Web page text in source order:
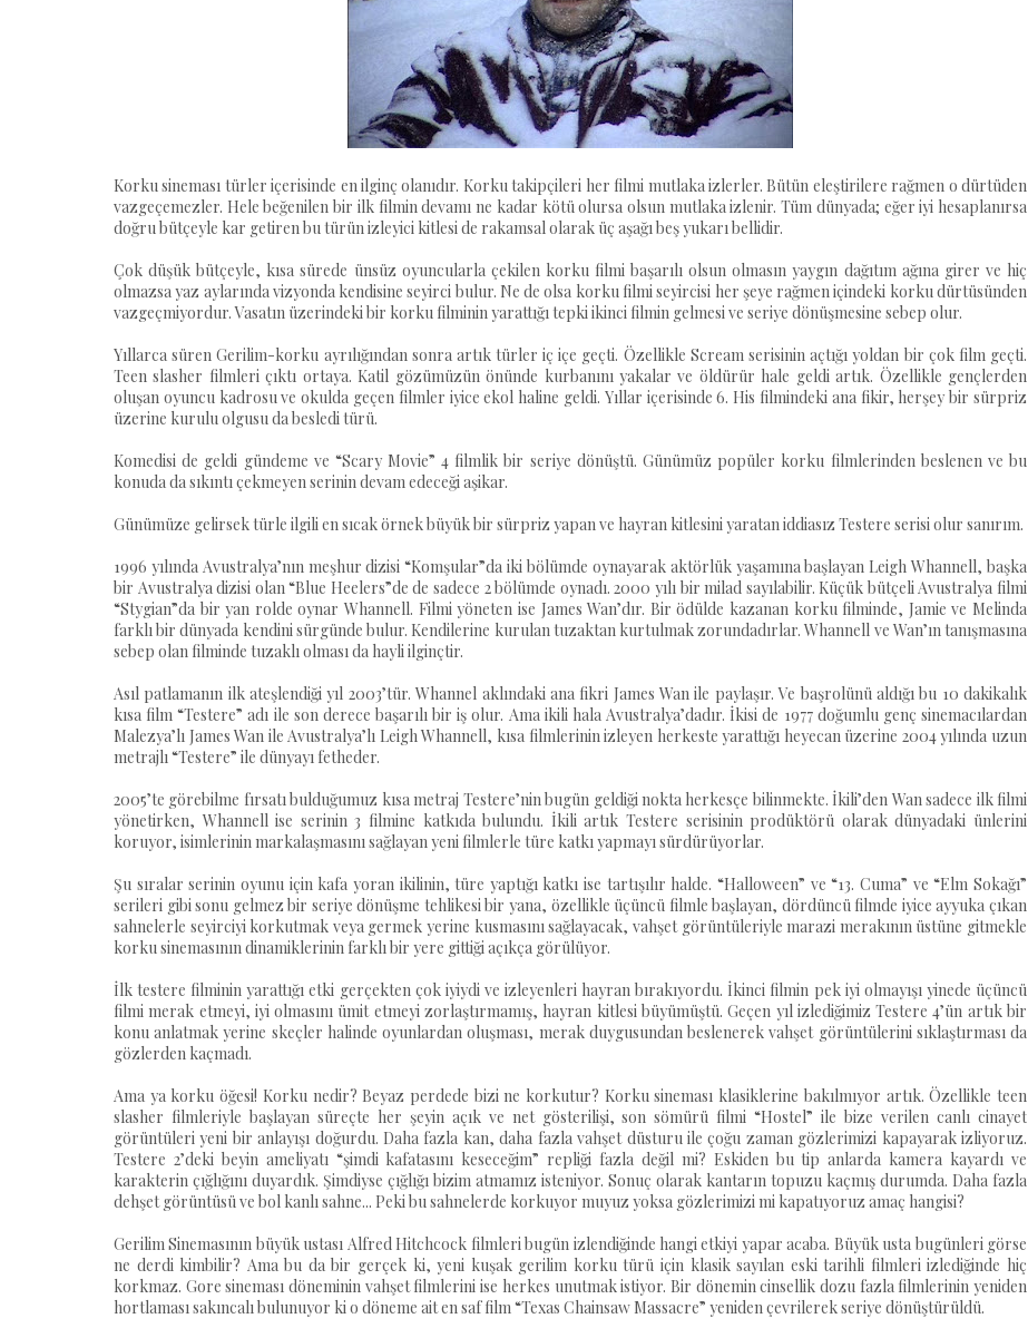
Korku sineması türler içerisinde en ilginç olanıdır. Korku takipçileri her filmi mutlaka izlerler. Bütün eleştirilere rağmen o dürtüden
vazgeçemezler. Hele beğenilen bir ilk filmin devamı ne kadar kötü olursa olsun mutlaka izlenir. Tüm dünyada; eğer iyi hesaplanırsa
doğru bütçeyle kar getiren bu türün izleyici kitlesi de rakamsal olarak üç aşağı beş yukarı bellidir.
Çok düşük bütçeyle, kısa sürede ünsüz oyuncularla çekilen korku filmi başarılı olsun olmasın yaygın dağıtım ağına girer ve hiç
olmazsa yaz aylarında vizyonda kendisine seyirci bulur. Ne de olsa korku filmi seyircisi her şeye rağmen içindeki korku dürtüsünden
vazgeçmiyordur. Vasatın üzerindeki bir korku filminin yarattığı tepki ikinci filmin gelmesi ve seriye dönüşmesine sebep olur.
Yıllarca süren Gerilim-korku ayrılığından sonra artık türler iç içe geçti. Özellikle Scream serisinin açtığı yoldan bir çok film geçti.
Teen slasher filmleri çıktı ortaya. Katil gözümüzün önünde kurbanını yakalar ve öldürür hale geldi artık. Özellikle gençlerden
oluşan oyuncu kadrosu ve okulda geçen filmler iyice ekol haline geldi. Yıllar içerisinde 6. His filmindeki ana fikir, herşey bir sürpriz
üzerine kurulu olgusu da besledi türü.
Komedisi de geldi gündeme ve “Scary Movie” 4 filmlik bir seriye dönüştü. Günümüz popüler korku filmlerinden beslenen ve bu
konuda da sıkıntı çekmeyen serinin devam edeceği aşikar.
Günümüze gelirsek türle ilgili en sıcak örnek büyük bir sürpriz yapan ve hayran kitlesini yaratan iddiasız Testere serisi olur sanırım.
1996 yılında Avustralya’nın meşhur dizisi “Komşular”da iki bölümde oynayarak aktörlük yaşamına başlayan Leigh Whannell, başka
bir Avustralya dizisi olan “Blue Heelers”de de sadece 2 bölümde oynadı. 2000 yılı bir milad sayılabilir. Küçük bütçeli Avustralya filmi
“Stygian”da bir yan rolde oynar Whannell. Filmi yöneten ise James Wan’dır. Bir ödülde kazanan korku filminde, Jamie ve Melinda
farklı bir dünyada kendini sürgünde bulur. Kendilerine kurulan tuzaktan kurtulmak zorundadırlar. Whannell ve Wan’ın tanışmasına
sebep olan filminde tuzaklı olması da hayli ilginçtir.
Asıl patlamanın ilk ateşlendiği yıl 2003’tür. Whannel aklındaki ana fikri James Wan ile paylaşır. Ve başrolünü aldığı bu 10 dakikalık
kısa film “Testere” adı ile son derece başarılı bir iş olur. Ama ikili hala Avustralya’dadır. İkisi de 1977 doğumlu genç sinemacılardan
Malezya’lı James Wan ile Avustralya’lı Leigh Whannell, kısa filmlerinin izleyen herkeste yarattığı heyecan üzerine 2004 yılında uzun
metrajlı “Testere” ile dünyayı fetheder.
2005’te görebilme fırsatı bulduğumuz kısa metraj Testere’nin bugün geldiği nokta herkesçe bilinmekte. İkili’den Wan sadece ilk filmi
yönetirken, Whannell ise serinin 3 filmine katkıda bulundu. İkili artık Testere serisinin prodüktörü olarak dünyadaki ünlerini
koruyor, isimlerinin markalaşmasını sağlayan yeni filmlerle türe katkı yapmayı sürdürüyorlar.
Şu sıralar serinin oyunu için kafa yoran ikilinin, türe yaptığı katkı ise tartışılır halde. “Halloween” ve “13. Cuma” ve “Elm Sokağı”
serileri gibi sonu gelmez bir seriye dönüşme tehlikesi bir yana, özellikle üçüncü filmle başlayan, dördüncü filmde iyice ayyuka çıkan
sahnelerle seyirciyi korkutmak veya germek yerine kusmasını sağlayacak, vahşet görüntüleriyle marazi merakının üstüne gitmekle
korku sinemasının dinamiklerinin farklı bir yere gittiği açıkça görülüyor.
İlk testere filminin yarattığı etki gerçekten çok iyiydi ve izleyenleri hayran bırakıyordu. İkinci filmin pek iyi olmayışı yinede üçüncü
filmi merak etmeyi, iyi olmasını ümit etmeyi zorlaştırmamış, hayran kitlesi büyümüştü. Geçen yıl izlediğimiz Testere 4’ün artık bir
konu anlatmak yerine skeçler halinde oyunlardan oluşması, merak duygusundan beslenerek vahşet görüntülerini sıklaştırması da
gözlerden kaçmadı.
Ama ya korku öğesi! Korku nedir? Beyaz perdede bizi ne korkutur? Korku sineması klasiklerine bakılmıyor artık. Özellikle teen
slasher filmleriyle başlayan süreçte her şeyin açık ve net gösterilişi, son sömürü filmi “Hostel” ile bize verilen canlı cinayet
görüntüleri yeni bir anlayışı doğurdu. Daha fazla kan, daha fazla vahşet düsturu ile çoğu zaman gözlerimizi kapayarak izliyoruz.
Testere 2’deki beyin ameliyatı “şimdi kafatasını keseceğim” repliği fazla değil mi? Eskiden bu tip anlarda kamera kayardı ve
karakterin çığlığını duyardık. Şimdiyse çığlığı bizim atmamız isteniyor. Sonuç olarak kantarın topuzu kaçmış durumda. Daha fazla
dehşet görüntüsü ve bol kanlı sahne... Peki bu sahnelerde korkuyor muyuz yoksa gözlerimizi mi kapatıyoruz amaç hangisi?
Gerilim Sinemasının büyük ustası Alfred Hitchcock filmleri bugün izlendiğinde hangi etkiyi yapar acaba. Büyük usta bugünleri görse
ne derdi kimbilir? Ama bu da bir gerçek ki, yeni kuşak gerilim korku türü için klasik sayılan eski tarihli filmleri izlediğinde hiç
korkmaz. Gore sineması döneminin vahşet filmlerini ise herkes unutmak istiyor. Bir dönemin cinsellik dozu fazla filmlerinin yeniden
hortlaması sakıncalı bulunuyor ki o döneme ait en saf film “Texas Chainsaw Massacre” yeniden çevrilerek seriye dönüştürüldü.